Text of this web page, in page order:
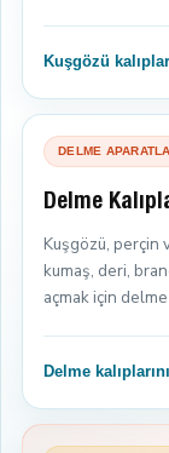
Kuşgözü
DELME
Delme
Kuşgözü, perçin
kumaş, deri,
açmak için
Delme